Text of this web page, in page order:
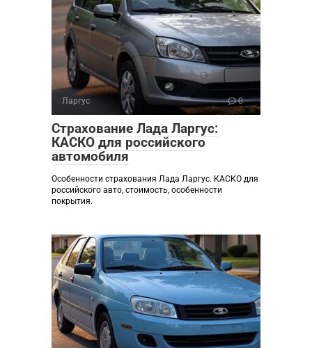
Ларгус 0
Страхование Лада Ларгус:
КАСКО для российского
автомобиля
Особенности страхования Лада Ларгус. КАСКО для
российского авто, стоимость, особенности
покрытия.